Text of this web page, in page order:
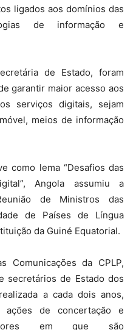
ligados aos domínios das
de informação e
de Estado, foram
garantir maior acesso aos
serviços digitais, sejam
meios de informação
como lema “Desafios das
Angola assumiu a
de Ministros das
de Países de Língua
da Guiné Equatorial.
Comunicações da CPLP,
secretários de Estado dos
a cada dois anos,
ações de concertação e
em que são